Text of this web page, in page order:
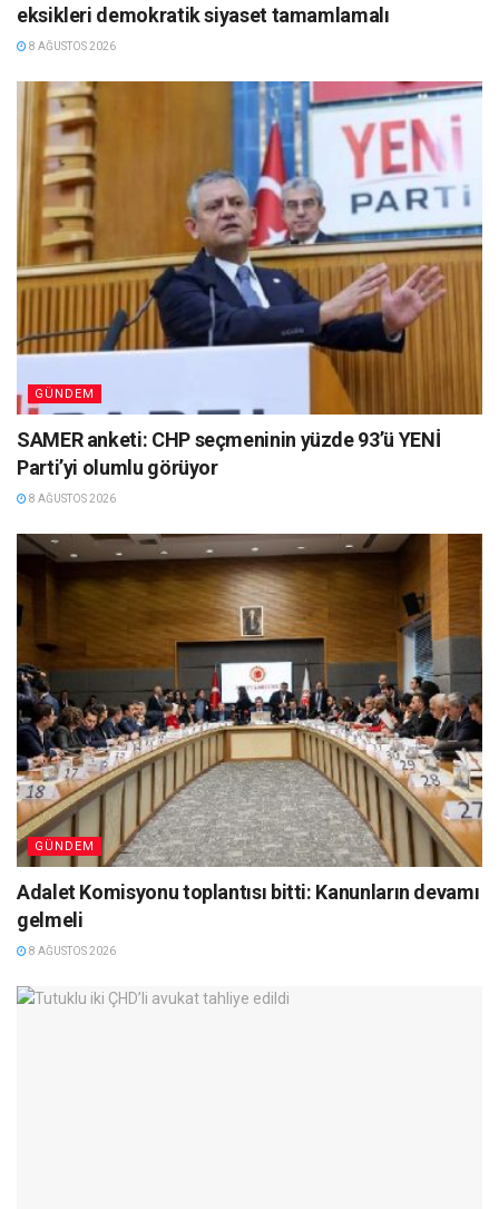
eksikleri demokratik siyaset tamamlamalı
8 AĞUSTOS 2026
GÜNDEM
SAMER anketi: CHP seçmeninin yüzde 93’ü YENİ
Parti’yi olumlu görüyor
8 AĞUSTOS 2026
GÜNDEM
Adalet Komisyonu toplantısı bitti: Kanunların devamı
gelmeli
8 AĞUSTOS 2026